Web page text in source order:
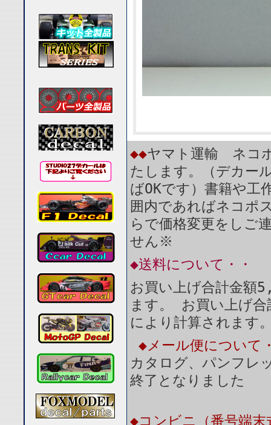
◆◆ヤマト運輸 ネコ
たします。（デカー
ばOKです）書籍や工
囲内であればネコポ
らで価格変更をしご
せん※
◆送料について・・
お買い上げ合計金額
ます。 お買い上げ
により計算されます
◆メール便について
カタログ、パンフレ
終了となりました
◆コンビニ（番号端末